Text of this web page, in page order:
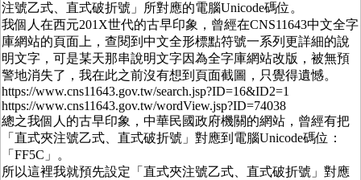
注號乙式、直式破折號」所對應的電腦Unicode碼位。
我個人在西元201X世代的古早印象，曾經在CNS11643中文全字
庫網站的頁面上，查閱到中文全形標點符號一系列更詳細的說
明文字，可是某天那串說明文字因為全字庫網站改版，被無預
警地消失了，我在此之前沒有想到頁面截圖，只覺得遺憾。
https://www.cns11643.gov.tw/search.jsp?ID=16&ID2=1
https://www.cns11643.gov.tw/wordView.jsp?ID=74038
總之我個人的古早印象，中華民國政府機關的網站，曾經有把
「直式夾注號乙式、直式破折號」對應到電腦Unicode碼位：
「FF5C」。
所以這裡我就預先設定「直式夾注號乙式、直式破折號」對應